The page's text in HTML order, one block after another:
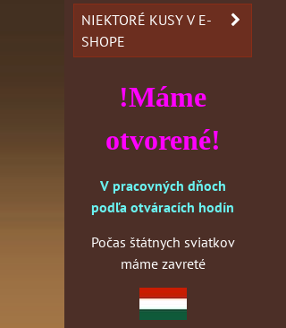
NIEKTORÉ KUSY V E-
SHOPE
!Máme
otvorené!
V pracovných dňoch
podľa otváracích hodín
Počas štátnych sviatkov
máme zavreté